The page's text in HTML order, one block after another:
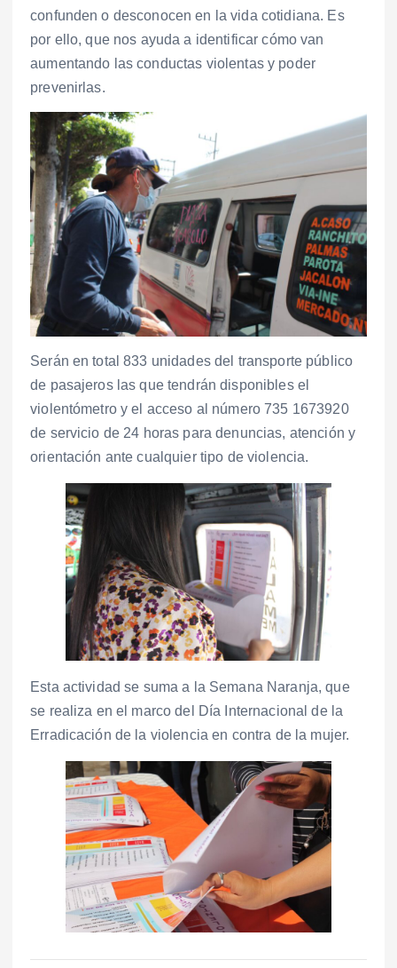
confunden o desconocen en la vida cotidiana. Es
por ello, que nos ayuda a identificar cómo van
aumentando las conductas violentas y poder
prevenirlas.
Serán en total 833 unidades del transporte público
de pasajeros las que tendrán disponibles el
violentómetro y el acceso al número 735 1673920
de servicio de 24 horas para denuncias, atención y
orientación ante cualquier tipo de violencia.
Esta actividad se suma a la Semana Naranja, que
se realiza en el marco del Día Internacional de la
Erradicación de la violencia en contra de la mujer.